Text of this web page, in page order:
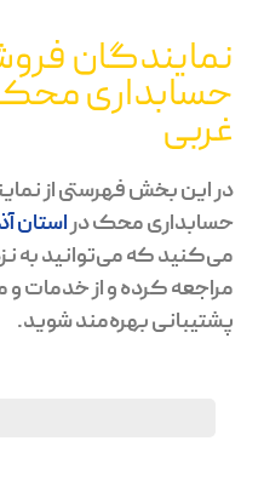
نمایندگان
حسابداری محک
غربی
در این بخش فهرستی از
حسابداری محک دراستان
می‌کنید که می‌توانید به
مراجعه کرده و از خدمات
پشتیبانی بهره‌مند شوید.